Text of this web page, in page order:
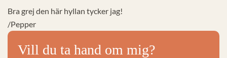
Bra grej den här hyllan tycker jag!
/Pepper
Vill du ta hand om mig?